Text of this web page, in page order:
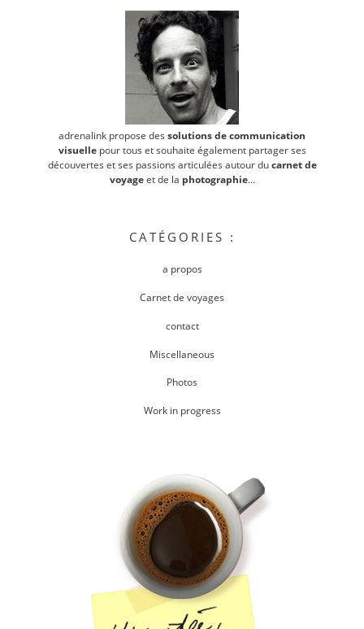
adrenalink propose des solutions de communication
visuellepour tous et souhaite également partager ses
découvertes et ses passions articulées autour ducarnet de
voyageet de la photographie...
CATÉGORIES :
a propos
Carnet de voyages
contact
Miscellaneous
Photos
Work in progress